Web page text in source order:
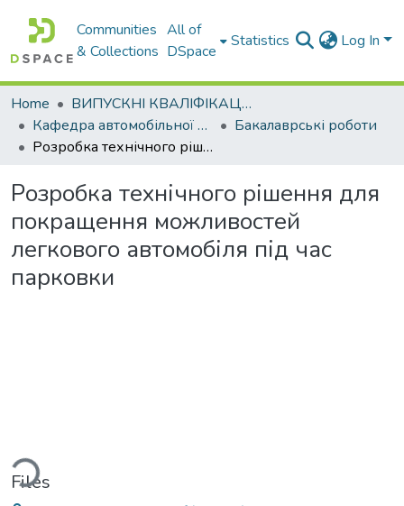
Communities
& Collections
All of
DSpace
Statistics Log In
Home
ВИПУСКНІ КВАЛІФІКАЦІЙНІ РОБОТИ
Кафедра автомобільної електроніки
Бакалаврські роботи
Розробка технічного рішення для покращення можливостей легкового автомобіля під час парковки
Розробка технічного рішення для
покращення можливостей
легкового автомобіля під час
парковки
Files